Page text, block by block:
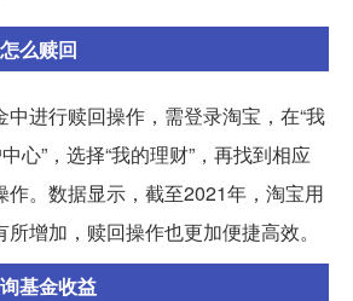
么赎回
进行赎回操作，需登录淘宝，在“我
心”，选择“我的理财”，再找到相应
作。数据显示，截至2021年，淘宝用
增加，赎回操作也更加便捷高效。
基金收益